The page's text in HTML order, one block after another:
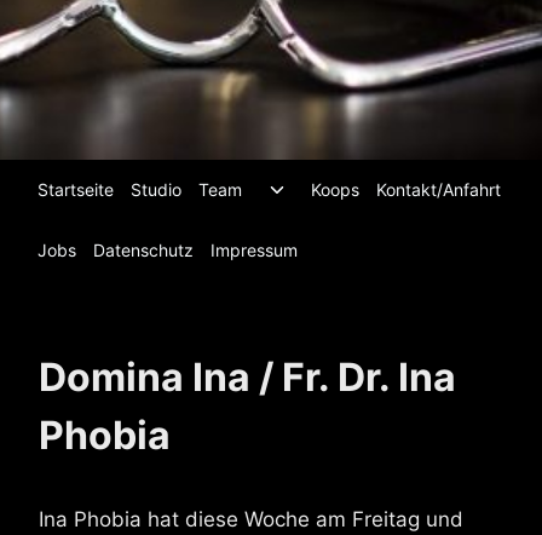
Startseite Studio Team
Untermenü
umschalten
Koops Kontakt/Anfahrt
Jobs Datenschutz Impressum
Domina Ina / Fr. Dr. Ina
Phobia
Ina Phobia hat diese Woche am Freitag und